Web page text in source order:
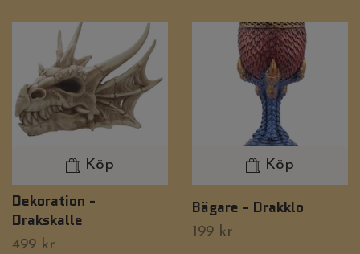
Köp
Dekoration -
Drakskalle
499 kr
Köp
Bägare - Drakklo
199 kr